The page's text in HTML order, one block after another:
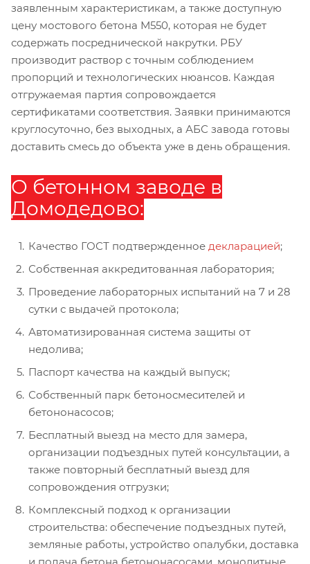
заявленным характеристикам, а также доступную
цену мостового бетона М550, которая не будет
содержать посреднической накрутки. РБУ
производит раствор с точным соблюдением
пропорций и технологических нюансов. Каждая
отгружаемая партия сопровождается
сертификатами соответствия. Заявки принимаются
круглосуточно, без выходных, а АБС завода готовы
доставить смесь до объекта уже в день обращения.
О бетонном заводе в
Домодедово:
Качество ГОСТ подтвержденное декларацией;
Собственная аккредитованная лаборатория;
Проведение лабораторных испытаний на 7 и 28
сутки с выдачей протокола;
Автоматизированная система защиты от
недолива;
Паспорт качества на каждый выпуск;
Собственный парк бетоносмесителей и
бетононасосов;
Бесплатный выезд на место для замера,
организации подъездных путей консультации, а
также повторный бесплатный выезд для
сопровождения отгрузки;
Комплексный подход к организации
строительства: обеспечение подъездных путей,
земляные работы, устройство опалубки, доставка